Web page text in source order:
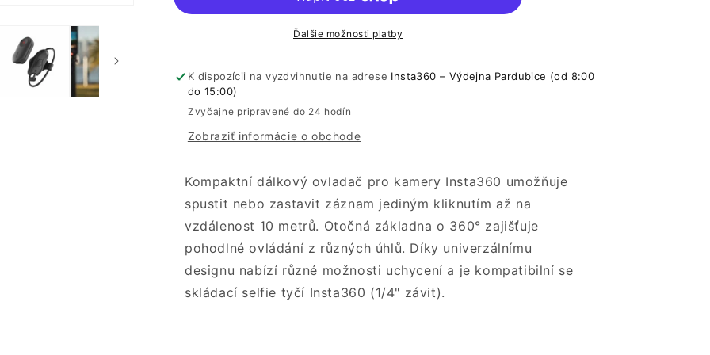
Ďalšie možnosti platby
K dispozícii na vyzdvihnutie na adrese Insta360 – Výdejna Pardubice (od 8:00
do 15:00)
Zvyčajne pripravené do 24 hodín
Zobraziť informácie o obchode
Kompaktní dálkový ovladač pro kamery Insta360 umožňuje
spustit nebo zastavit záznam jediným kliknutím až na
vzdálenost 10 metrů. Otočná základna o 360° zajišťuje
pohodlné ovládání z různých úhlů. Díky univerzálnímu
designu nabízí různé možnosti uchycení a je kompatibilní se
skládací selfie tyčí Insta360 (1/4" závit).